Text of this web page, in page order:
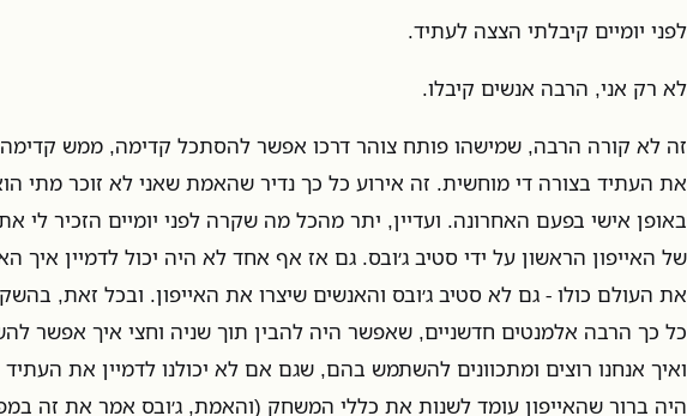
לפני יומיים קיבלתי הצצה לעתיד.
לא רק אני, הרבה אנשים קיבלו.
זה לא קורה הרבה, שמישהו פותח צוהר דרכו אפשר להסתכל קדימה, ממש קדימה,
את העתיד בצורה די מוחשית. זה אירוע כל כך נדיר שהאמת שאני לא זוכר מתי
באופן אישי בפעם האחרונה. ועדיין, יתר מהכל מה שקרה לפני יומיים הזכיר לי
של האייפון הראשון על ידי סטיב ג׳ובס. גם אז אף אחד לא היה יכול לדמיין איך
את העולם כולו - גם לא סטיב ג׳ובס והאנשים שיצרו את האייפון. ובכל זאת,
כל כך הרבה אלמנטים חדשניים, שאפשר היה להבין תוך שניה וחצי איך אפשר
ואיך אנחנו רוצים ומתכוונים להשתמש בהם, שגם אם לא יכולנו לדמיין את העתיד
היה ברור שהאייפון עומד לשנות את כללי המשחק (והאמת, ג׳ובס אמר את זה